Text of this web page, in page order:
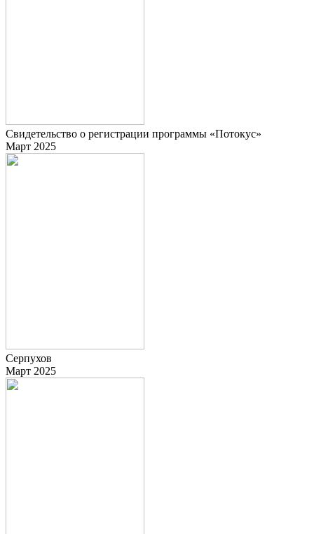
Свидетельство о регистрации программы «Потокус»
Март 2025
Серпухов
Март 2025